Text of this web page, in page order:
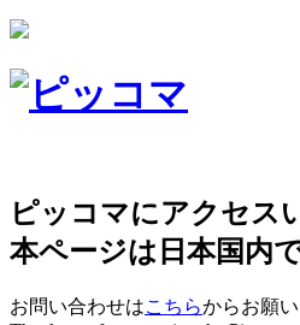
ピッコマにアクセス
本ページは日本国内
お問い合わせはこちらからお願い